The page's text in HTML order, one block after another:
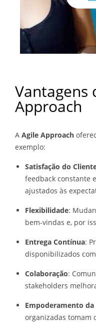
Vantagens
Approach
A Agile Approach
exemplo:
Satisfação do
feedback constante
ajustados às
Flexibilidade:
bem-vindas e, por
Entrega Contínua:
disponibilizados
Colaboração:
stakeholders
Empoderamento da
organizadas tomam